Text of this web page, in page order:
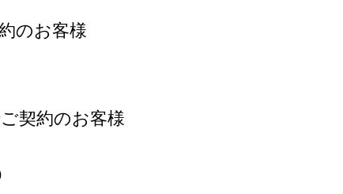
のお客様
契約のお客様